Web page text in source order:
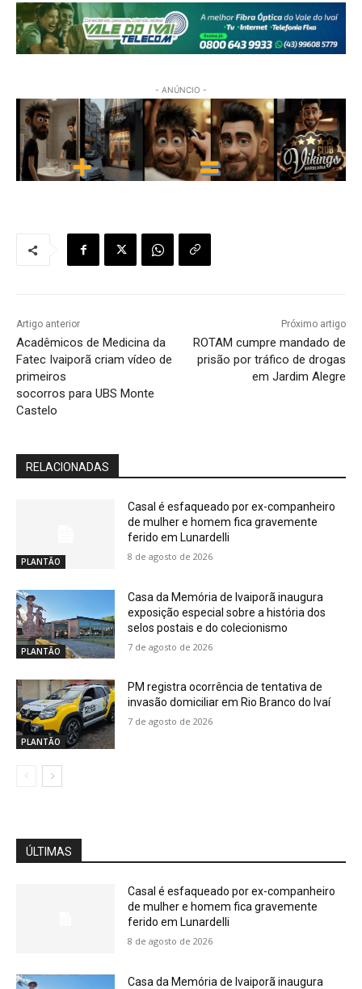
- ANÚNCIO -
Artigo anterior
Acadêmicos de Medicina da
Fatec Ivaiporã criam vídeo de
primeiros
socorros para UBS Monte
Castelo
Próximo artigo
ROTAM cumpre mandado de
prisão por tráfico de drogas
em Jardim Alegre
RELACIONADAS
PLANTÃO
Casal é esfaqueado por ex-companheiro
de mulher e homem fica gravemente
ferido em Lunardelli
8 de agosto de 2026
PLANTÃO
Casa da Memória de Ivaiporã inaugura
exposição especial sobre a história dos
selos postais e do colecionismo
7 de agosto de 2026
PLANTÃO
PM registra ocorrência de tentativa de
invasão domiciliar em Rio Branco do Ivaí
7 de agosto de 2026
ÚLTIMAS
Casal é esfaqueado por ex-companheiro
de mulher e homem fica gravemente
ferido em Lunardelli
8 de agosto de 2026
Casa da Memória de Ivaiporã inaugura